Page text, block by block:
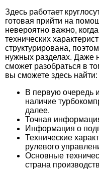
Здесь работает
готовая прийти на
невероятно важно,
технических
структурирована,
нужных разделах. Даже
сможет разобраться в
вы сможете здесь найти:
В первую очередь
наличие
далее.
Точная
Информация о
Технические
рулевого
Основные
страна